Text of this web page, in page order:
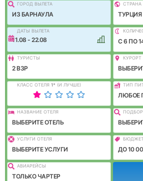
ГОРОД ВЫЛEТА
ИЗ БАРНАУЛА
СТРАНА
ТУРЦИЯ
ДАТЫ ВЫЛЕТА
11.08 - 22.08 C 6 ПО
ТУРИСТЫ
2 ВЗР
КУРОРТ
КЛАСС ОТЕЛЯ 1* (И ЛУЧШЕ) ТИП
ЛЮБОЕ
НАЗВАНИЕ ОТЕЛЯ
ВЫБЕРИТЕ ОТЕЛЬ
УСЛУГИ ОТЕЛЯ
ВЫБЕРИТЕ УСЛУГИ ДО 10
АВИАРЕЙСЫ
ТОЛЬКО ЧАРТЕР